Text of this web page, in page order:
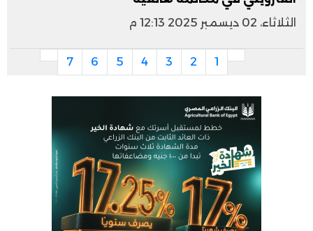
الثلاثاء، 02 ديسمبر 2025 12:13 م
1
2
3
4
5
6
7